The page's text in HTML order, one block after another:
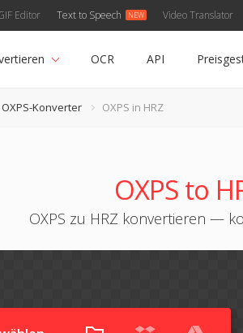
Editor Text to Speech Video Translator
OCR API
OXPS-Konverter OXPS in HRZ
OXPS to
OXPS zu HRZ konvertieren —